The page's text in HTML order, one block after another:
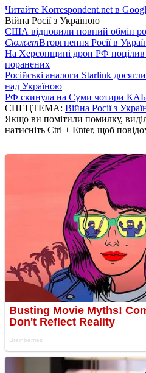
Читайте Korrespondent.net в
Війна Росії з Україною
США відновили повний обмін
СюжетВторгнення Росії в
На Херсонщині дрон РФ поцілив
поранених
Російські аналоги Starlink
над Україною
РФ скинула на Суми чотири
СПЕЦТЕМА: Війна Росії з
Якщо ви помітили помилку,
натисніть Ctrl + Enter, щоб